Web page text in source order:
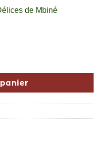
de Mbiné
cajou